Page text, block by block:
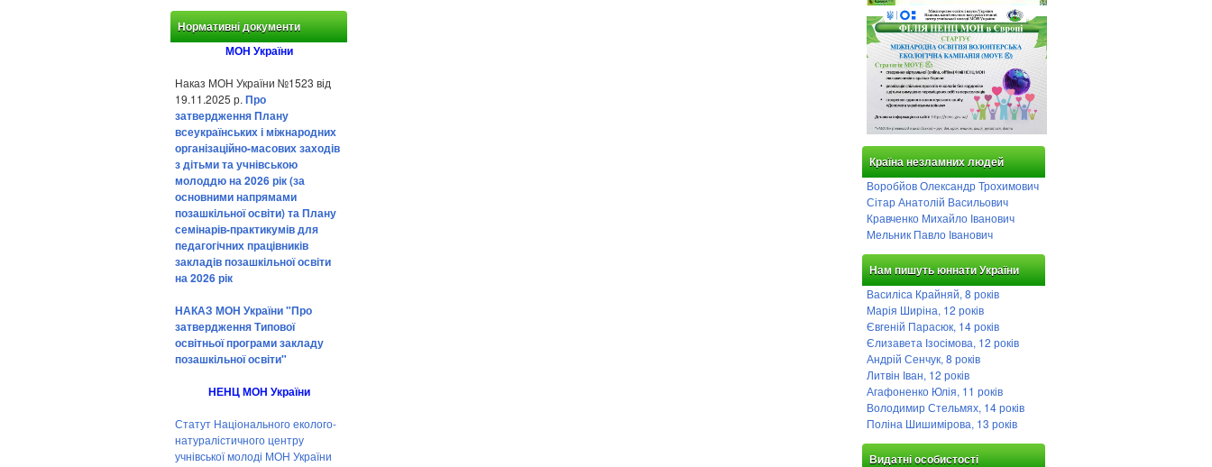
Нормативні документи
МОН України
Наказ МОН України №1523 від
19.11.2025 р. Про
затвердження Плану
всеукраїнських і міжнародних
організаційно-масових заходів
з дітьми та учнівською
молоддю на 2026 рік (за
основними напрямами
позашкільної освіти) та Плану
семінарів-практикумів для
педагогічних працівників
закладів позашкільної освіти
на 2026 рік
НАКАЗ МОН України "Про
затвердження Типової
освітньої програми закладу
позашкільної освіти"
НЕНЦ МОН України
Статут Національного еколого-
натуралістичного центру
учнівської молоді МОН України
Країна незламних людей
Воробйов Олександр Трохимович
Сітар Анатолій Васильович
Кравченко Михайло Іванович
Мельник Павло Іванович
Нам пишуть юннати України
Василіса Крайняй, 8 років
Марія Ширіна, 12 років
Євгеній Парасюк, 14 років
Єлизавета Ізосімова, 12 років
Андрій Сенчук, 8 років
Литвін Іван, 12 років
Агафоненко Юлія, 11 років
Володимир Стельмях, 14 років
Поліна Шишимірова, 13 років
Видатні особистості